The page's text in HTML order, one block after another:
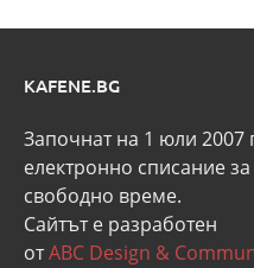
KAFENE.BG
Започнат на 1 юли 2007
eлектронно списание за
свободно време.
Сайтът е разработен
отABC Design &